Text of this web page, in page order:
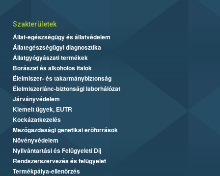
Szakterületek
Állat-egészségügy és állatvédelem
Állategészségügyi diagnosztika
Állatgyógyászati termékek
Borászat és alkoholos italok
Élelmiszer- és takarmánybiztonság
Élelmiszerlánc-biztonsági laborhálózat
Járványvédelem
Kiemelt ügyek, EUTR
Kockázatkezelés
Mezőgazdasági genetikai erőforrások
Növényvédelem
Nyilvántartási és Felügyeleti Díj
Rendszerszervezés és felügyelet
Termékpálya-ellenőrzés